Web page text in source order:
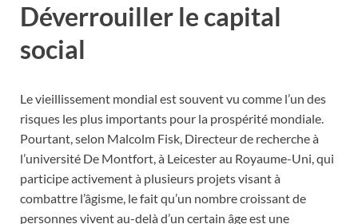
Déverrouiller le capital
social
Le vieillissement mondial est souvent vu comme l’un des
risques les plus importants pour la prospérité mondiale.
Pourtant, selon Malcolm Fisk, Directeur de recherche à
l’université De Montfort, à Leicester au Royaume-Uni, qui
participe activement à plusieurs projets visant à
combattre l’âgisme, le fait qu’un nombre croissant de
personnes vivent au-delà d’un certain âge est une